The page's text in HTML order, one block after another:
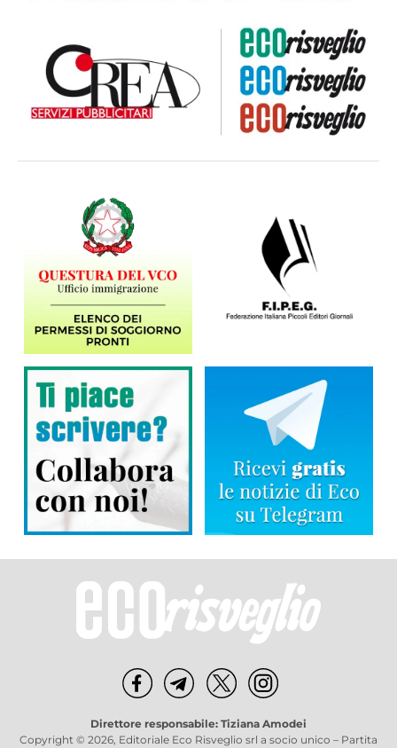
Direttore responsabile: Tiziana Amodei
Copyright © 2026, Editoriale Eco Risveglio srl a socio unico – Partita